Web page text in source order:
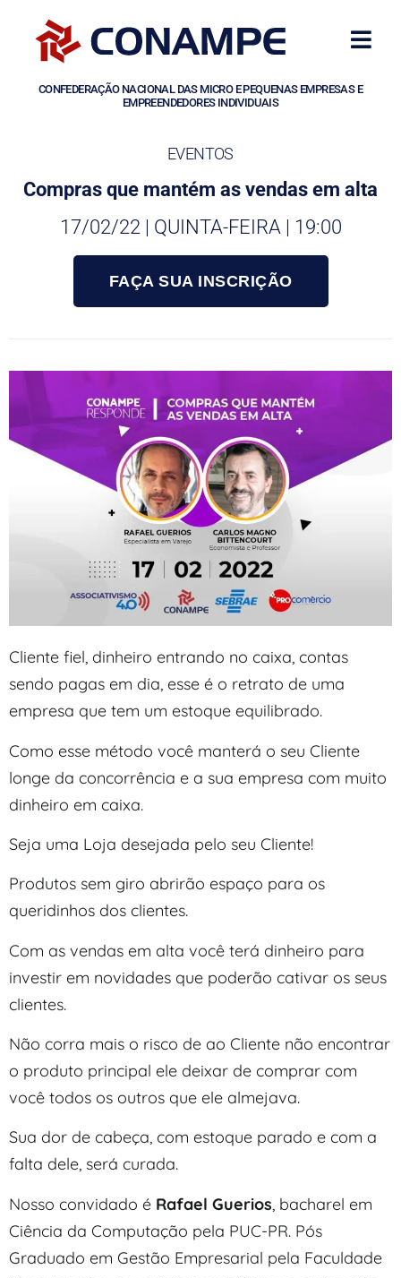
CONFEDERAÇÃO NACIONAL DAS MICRO E PEQUENAS EMPRESAS E
EMPREENDEDORES INDIVIDUAIS
EVENTOS
Compras que mantém as vendas em alta
17/02/22 | QUINTA-FEIRA | 19:00
FAÇA SUA INSCRIÇÃO
Cliente fiel, dinheiro entrando no caixa, contas
sendo pagas em dia, esse é o retrato de uma
empresa que tem um estoque equilibrado.
Como esse método você manterá o seu Cliente
longe da concorrência e a sua empresa com muito
dinheiro em caixa.
Seja uma Loja desejada pelo seu Cliente!
Produtos sem giro abrirão espaço para os
queridinhos dos clientes.
Com as vendas em alta você terá dinheiro para
investir em novidades que poderão cativar os seus
clientes.
Não corra mais o risco de ao Cliente não encontrar
o produto principal ele deixar de comprar com
você todos os outros que ele almejava.
Sua dor de cabeça, com estoque parado e com a
falta dele, será curada.
Nosso convidado é Rafael Guerios, bacharel em
Ciência da Computação pela PUC-PR. Pós
Graduado em Gestão Empresarial pela Faculdade